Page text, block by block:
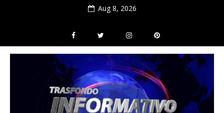
Aug 8, 2026